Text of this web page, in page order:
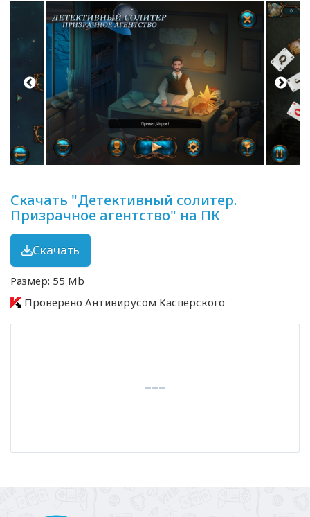
Скачать "Детективный солитер.
Призрачное агентство" на ПК
Скачать
Размер: 55 Mb
Проверено Антивирусом Касперского